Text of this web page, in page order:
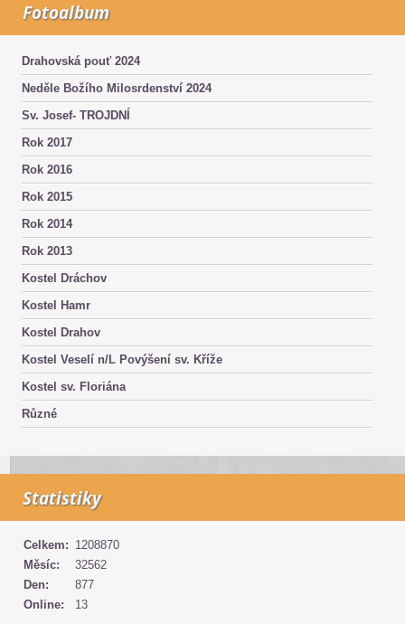
Fotoalbum
Drahovská pouť 2024
Neděle Božího Milosrdenství 2024
Sv. Josef- TROJDNÍ
Rok 2017
Rok 2016
Rok 2015
Rok 2014
Rok 2013
Kostel Dráchov
Kostel Hamr
Kostel Drahov
Kostel Veselí n/L Povýšení sv. Kříže
Kostel sv. Floriána
Různé
Statistiky
Online: 13
Celkem: 1208870
Měsíc:
32562
Den:
877